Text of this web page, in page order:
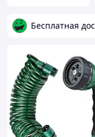
Бесплатная